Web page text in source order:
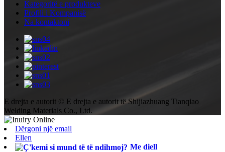
Kategoritë e produkteve
Profili i Kompanisë
Na kontaktoni
E drejta e autorit © E drejta e autorit të Shijiazhuang Tianqiao
Welding Materials Co., Ltd.
Dërgoni një email
Ellen
Me diell